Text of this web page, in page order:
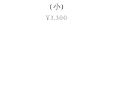
（小）
¥3,300